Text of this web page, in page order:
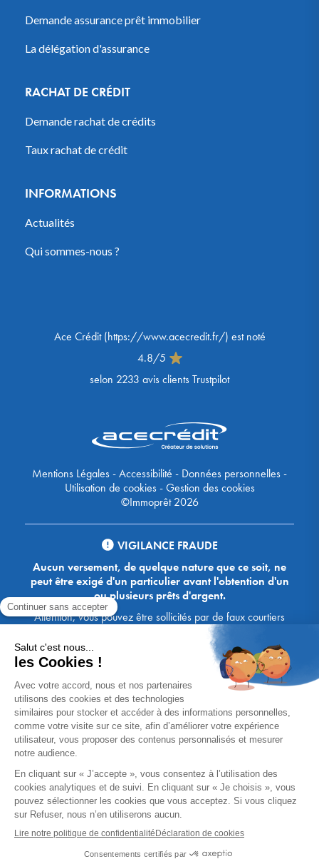
Demande assurance prêt immobilier
La délégation d'assurance
RACHAT DE CRÉDIT
Demande rachat de crédits
Taux rachat de crédit
INFORMATIONS
Actualités
Qui sommes-nous ?
Ace Crédit(https://www.acecredit.fr/) est noté
4.8/5
selon 2233 avis clients Trustpilot
Mentions Légales-Accessibilité - Données personnelles-
Utilisation de cookies-Gestion des cookies
©Immoprêt 2026
VIGILANCE FRAUDE
Aucun versement, de quelque nature que ce soit, ne
peut être exigé d'un particulier avant l'obtention d'un
ou plusieurs prêts d'argent.
Attention, vous pouvez être sollicités par de faux courtiers
Ace Crédit / Immoprêt, qui vous proposent de bénéficier de
crédits, en vous demandant de transmettre des documents,
des fonds, des coordonnées bancaires, etc. Soyez vigilants :
Immoprêt ne demande jamais à ses clients de virer sur ses
comptes des sommes prêtées par les banques, à l'exception
des honoraires des agences. Les courtiers Ace Crédit /
Immoprêt vous écrivent toujours d'une adresse mail
xxxx@acecredit.fr ou xxxx@immopret.fr.
* Taux fixe national hors assurance, pouvant varier selon votre région et
dossier. Exemple représentatif pour un montant emprunté de 200 000 €.
Taux débiteur fixe de 2.85 % et TAEG fixe (hors frais) de 3.21 % (taux
assurance emprunteur de 0,36%) sur 15 ans. 180 mensualités de
1 426,78 € (dont 60,00 € d'assurance). Coût total du crédit (hors frais) :
56 820,53 €. Montant total dû (hors frais) : 256 820,53 €.